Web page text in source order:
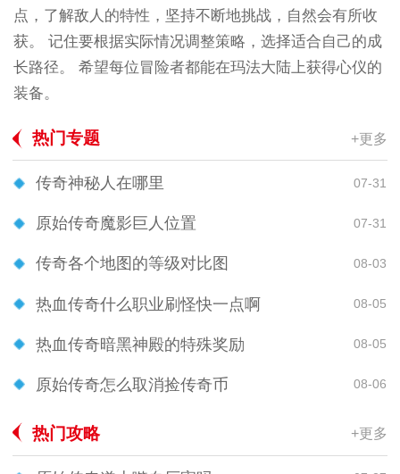
点，了解敌人的特性，坚持不断地挑战，自然会有所收
获。 记住要根据实际情况调整策略，选择适合自己的成
长路径。 希望每位冒险者都能在玛法大陆上获得心仪的
装备。
热门专题 +更多
传奇神秘人在哪里 07-31
原始传奇魔影巨人位置 07-31
传奇各个地图的等级对比图 08-03
热血传奇什么职业刷怪快一点啊 08-05
热血传奇暗黑神殿的特殊奖励 08-05
原始传奇怎么取消捡传奇币 08-06
热门攻略 +更多